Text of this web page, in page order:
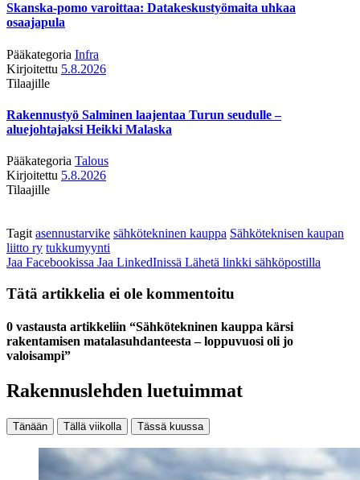
Skanska-pomo varoittaa: Datakeskustyömaita uhkaa
osaajapula
Pääkategoria Infra
Kirjoitettu 5.8.2026
Tilaajille
Rakennustyö Salminen laajentaa Turun seudulle –
aluejohtajaksi Heikki Malaska
Pääkategoria Talous
Kirjoitettu 5.8.2026
Tilaajille
Tagit asennustarvike sähkötekninen kauppa Sähköteknisen kaupan
liitto ry tukkumyynti
Jaa Facebookissa Jaa LinkedInissä Lähetä linkki sähköpostilla
Tätä artikkelia ei ole kommentoitu
0 vastausta artikkeliin “Sähkötekninen kauppa kärsi
rakentamisen matalasuhdanteesta – loppuvuosi oli jo
valoisampi”
Rakennuslehden luetuimmat
Tänään Tällä viikolla Tässä kuussa